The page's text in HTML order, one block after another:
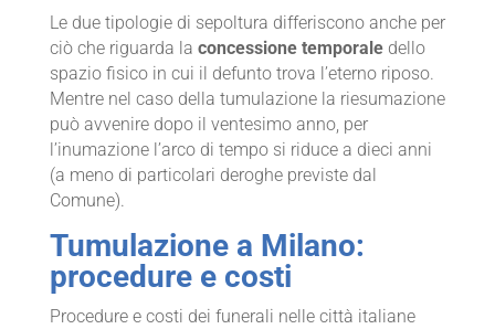
Le due tipologie di sepoltura differiscono anche per
ciò che riguarda la concessione temporaledello
spazio fisico in cui il defunto trova l’eterno riposo.
Mentre nel caso della tumulazione la riesumazione
può avvenire dopo il ventesimo anno, per
l’inumazione l’arco di tempo si riduce a dieci anni
(a meno di particolari deroghe previste dal
Comune).
Tumulazione a Milano:
procedure e costi
Procedure e costi dei funerali nelle città italiane